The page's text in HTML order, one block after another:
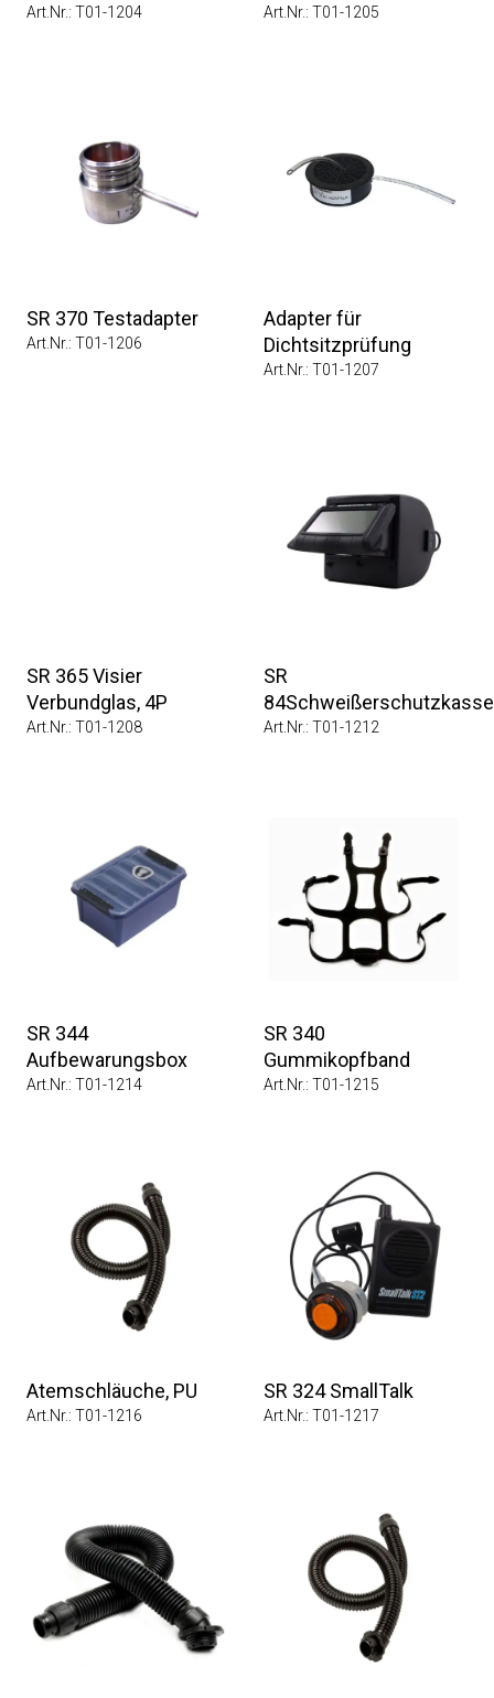
Art.Nr.: T01-1204 Art.Nr.: T01-1205
SR 370 Testadapter
Art.Nr.: T01-1206
Adapter für
Dichtsitzprüfung
Art.Nr.: T01-1207
SR 365 Visier
Verbundglas, 4P
Art.Nr.: T01-1208
SR
Art.Nr.: T01-1212
SR 344
Aufbewarungsbox
Art.Nr.: T01-1214
SR 340
Gummikopfband
Art.Nr.: T01-1215
Atemschläuche, PU
Art.Nr.: T01-1216
SR 324 SmallTalk
Art.Nr.: T01-1217